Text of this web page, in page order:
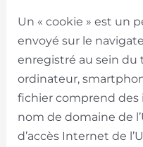
Un « cookie » est un
envoyé sur le
enregistré au sein du
ordinateur,
fichier comprend des
nom de domaine de
d’accès Internet de